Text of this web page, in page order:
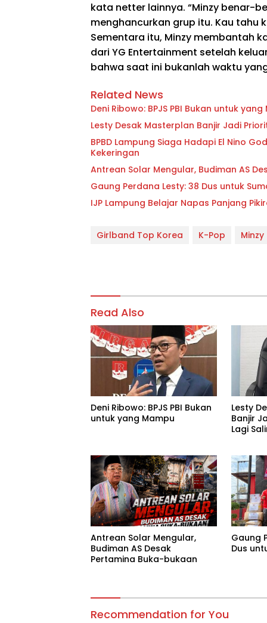
kata netter lainnya. “Minzy benar-
menghancurkan grup itu. Kau tahu
Sementara itu, Minzy membantah
dari YG Entertainment setelah
bahwa saat ini bukanlah waktu
Related News
Deni Ribowo: BPJS PBI Bukan untuk
Lesty Desak Masterplan Banjir Jadi
BPBD Lampung Siaga Hadapi El Nino
Kekeringan
Antrean Solar Mengular, Budiman AS
Gaung Perdana Lesty: 38 Dus untuk
IJP Lampung Belajar Napas Panjang
Girlband Top Korea K-Pop Minzy
Read Also
Deni Ribowo: BPJS PBI Bukan
untuk yang Mampu
Lesty
Banjir
Lagi
Antrean Solar Mengular,
Budiman AS Desak
Pertamina Buka-bukaan
Gaung
Dus
Recommendation for You